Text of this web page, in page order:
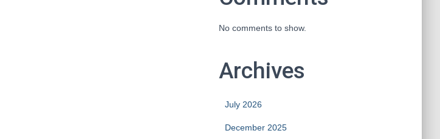
No comments to show.
Archives
July 2026
December 2025